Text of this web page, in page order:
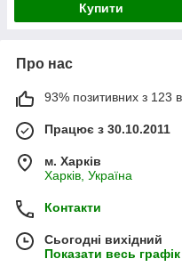
Купити
Про нас
93% позитивних з 123
Працює з 30.10.2011
м. Харків
Харків, Україна
Контакти
Сьогодні вихідний
Показати весь